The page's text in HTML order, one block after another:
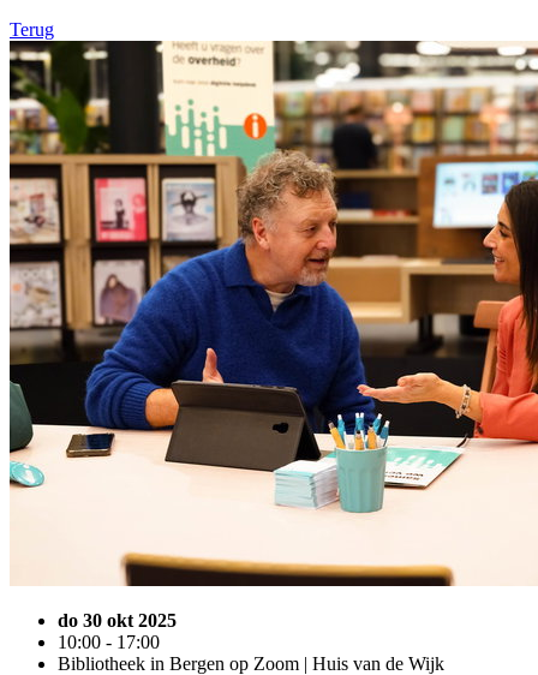
Terug
do 30 okt 2025
10:00 - 17:00
Bibliotheek in Bergen op Zoom | Huis van de Wijk